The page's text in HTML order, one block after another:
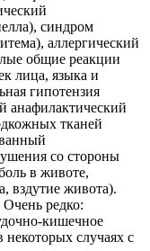
синдром
аллергический
общие реакции
лица, языка и
гипотензия
анафилактический
тканей
со стороны
в животе,
вздутие живота).
Очень редко:
кишечное
некоторых случаях с